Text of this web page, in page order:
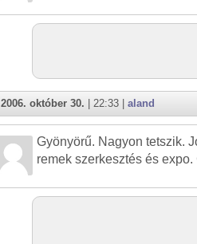
2006. október 30. | 22:33 | aland
Gyönyörű. Nagyon tetszik.
remek szerkesztés és expo.